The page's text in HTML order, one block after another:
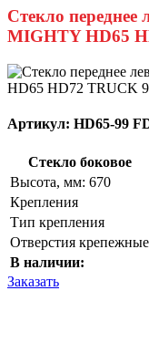
Стекло переднее
MIGHTY HD65
Артикул: HD65-99
Стекло боковое
Высота, мм: 670
Крепления
Тип крепления
Отверстия крепежные
В наличии:
Заказать